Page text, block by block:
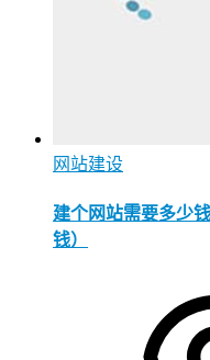
网站建设
建个网站需要多少
钱）